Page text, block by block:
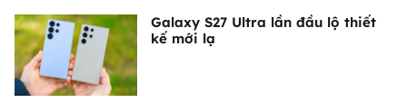
Galaxy S27 Ultra lần đầu lộ thiết
kế mới lạ